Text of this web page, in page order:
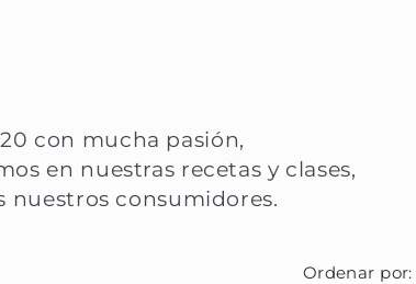
con mucha pasión,
en nuestras recetas y clases,
nuestros consumidores.
Ordenar por: